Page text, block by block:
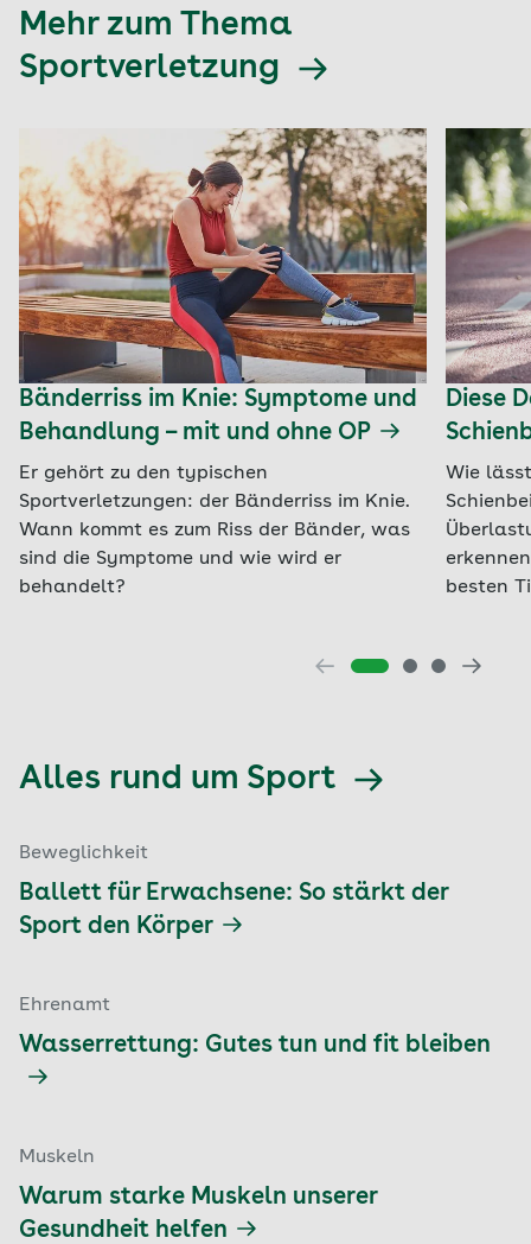
Mehr zum Thema
Sportverletzung
Bänderriss im Knie: Symptome und
Behandlung – mit und ohne OP
Er gehört zu den typischen
Sportverletzungen: der Bänderriss im Knie.
Wann kommt es zum Riss der Bänder, was
sind die Symptome und wie wird er
behandelt?
Diese
Wie
besten
Alles rund um Sport
Beweglichkeit
Ballett für Erwachsene: So stärkt der
Sport den Körper
Ehrenamt
Wasserrettung: Gutes tun und fit bleiben
Muskeln
Warum starke Muskeln unserer
Gesundheit helfen